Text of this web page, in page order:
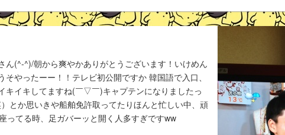
ん(^-^)/朝から爽やかありがとうございます！いけめん
やったーー！！テレビ初公開ですか 韓国語で入口、
キイキしてますね(￣▽￣)キャプテンになりましたっ
とか思いきや船舶免許取ってたりほんと忙しい中、頑
ってる時、足ガバーッと開く人多すぎですww